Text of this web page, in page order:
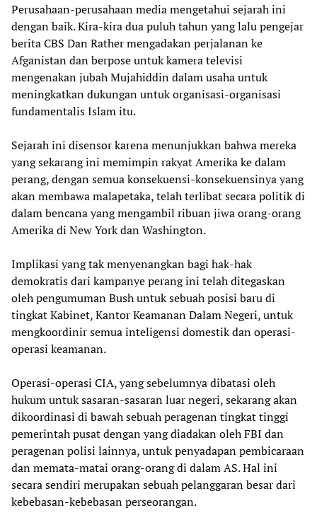
Perusahaan-perusahaan media mengetahui sejarah ini
dengan baik. Kira-kira dua puluh tahun yang lalu pengejar
berita CBS Dan Rather mengadakan perjalanan ke
Afganistan dan berpose untuk kamera televisi
mengenakan jubah Mujahiddin dalam usaha untuk
meningkatkan dukungan untuk organisasi-organisasi
fundamentalis Islam itu.
Sejarah ini disensor karena menunjukkan bahwa mereka
yang sekarang ini memimpin rakyat Amerika ke dalam
perang, dengan semua konsekuensi-konsekuensinya yang
akan membawa malapetaka, telah terlibat secara politik di
dalam bencana yang mengambil ribuan jiwa orang-orang
Amerika di New York dan Washington.
Implikasi yang tak menyenangkan bagi hak-hak
demokratis dari kampanye perang ini telah ditegaskan
oleh pengumuman Bush untuk sebuah posisi baru di
tingkat Kabinet, Kantor Keamanan Dalam Negeri, untuk
mengkoordinir semua inteligensi domestik dan operasi-
operasi keamanan.
Operasi-operasi CIA, yang sebelumnya dibatasi oleh
hukum untuk sasaran-sasaran luar negeri, sekarang akan
dikoordinasi di bawah sebuah peragenan tingkat tinggi
pemerintah pusat dengan yang diadakan oleh FBI dan
peragenan polisi lainnya, untuk penyadapan pembicaraan
dan memata-matai orang-orang di dalam AS. Hal ini
secara sendiri merupakan sebuah pelanggaran besar dari
kebebasan-kebebasan perseorangan.